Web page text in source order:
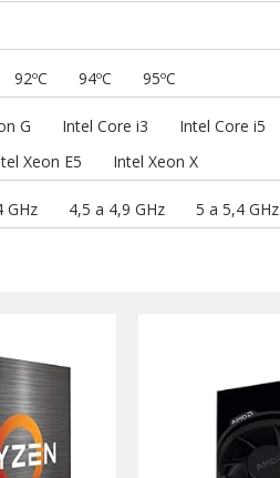
92ºC 94ºC 95ºC
G Intel Core i3 Intel Core i5
Xeon E5 Intel Xeon X
GHz 4,5 a 4,9 GHz 5 a 5,4 GHz